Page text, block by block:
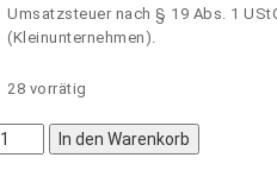
Umsatzsteuer nach § 19 Abs. 1
(Kleinunternehmen).
28 vorrätig
In den Warenkorb